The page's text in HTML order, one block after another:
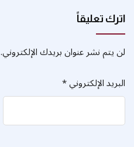
اترك تعليقاً
لن يتم نشر عنوان بريدك الإلكتروني.
البريد الإلكتروني*